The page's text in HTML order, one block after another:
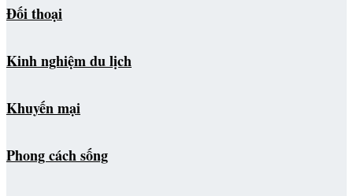
Đối thoại
Kinh nghiệm du lịch
Khuyến mại
Phong cách sống